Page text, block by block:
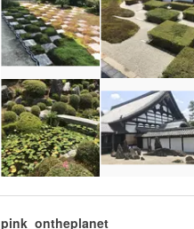
pink_ontheplanet